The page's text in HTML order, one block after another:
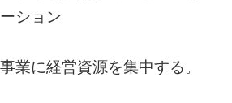
ション
業に経営資源を集中する。